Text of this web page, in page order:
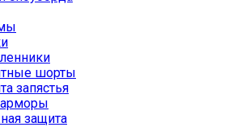
шорты
запястья
защита